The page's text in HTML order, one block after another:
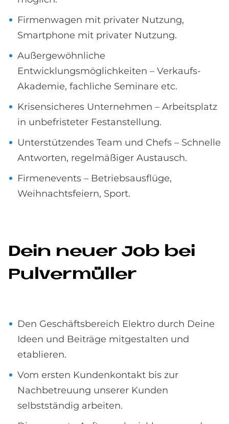
Firmenwagen mit privater Nutzung,
Smartphone mit privater Nutzung.
Außergewöhnliche
Entwicklungsmöglichkeiten – Verkaufs-
Akademie, fachliche Seminare etc.
Krisensicheres Unternehmen – Arbeitsplatz
in unbefristeter Festanstellung.
Unterstützendes Team und Chefs – Schnelle
Antworten, regelmäßiger Austausch.
Firmenevents – Betriebsausflüge,
Weihnachtsfeiern, Sport.
Dein neu­er Job bei
Pul­ver­mül­ler
Den Geschäftsbereich Elektro durch Deine
Ideen und Beiträge mitgestalten und
etablieren.
Vom ersten Kundenkontakt bis zur
Nachbetreuung unserer Kunden
selbstständig arbeiten.